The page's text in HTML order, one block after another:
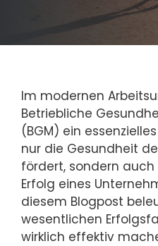
Im modernen
Betriebliche
(BGM) ein
nur die Gesundheit
fördert, sondern
Erfolg eines
diesem Blogpost
wesentlichen
wirklich effektiv